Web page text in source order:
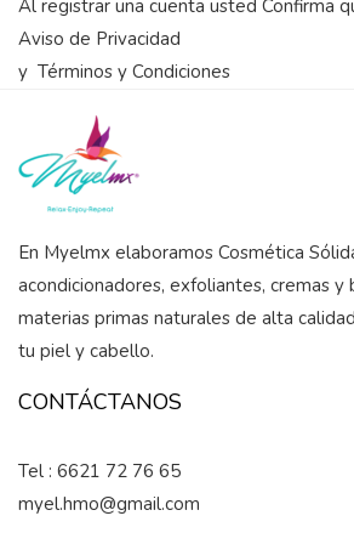
Al registrar una cuenta usted Confirma
Aviso de Privacidad
y Términos y Condiciones
En Myelmx elaboramos Cosmética
acondicionadores, exfoliantes, cremas y
materias primas naturales de alta
tu piel y cabello.
CONTÁCTANOS
Tel : 6621 72 76 65
myel.hmo@gmail.com